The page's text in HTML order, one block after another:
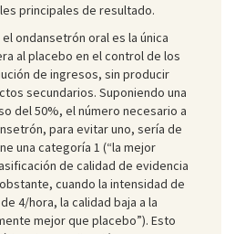
principales de resultado.
el ondansetrón oral es la única
al placebo en el control de los
de ingresos, sin producir
secundarios. Suponiendo una
del 50%, el número necesario a
para evitar uno, sería de
una categoría 1 (“la mejor
de calidad de evidencia
obstante, cuando la intensidad de
4/hora, la calidad baja a la
mejor que placebo”). Esto